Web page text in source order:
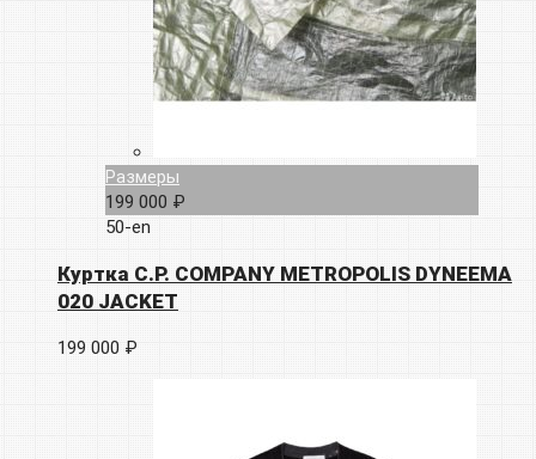
Размеры
199 000 ₽
50-en
Куртка C.P. COMPANY METROPOLIS DYNEEMA
020 JACKET
199 000 ₽